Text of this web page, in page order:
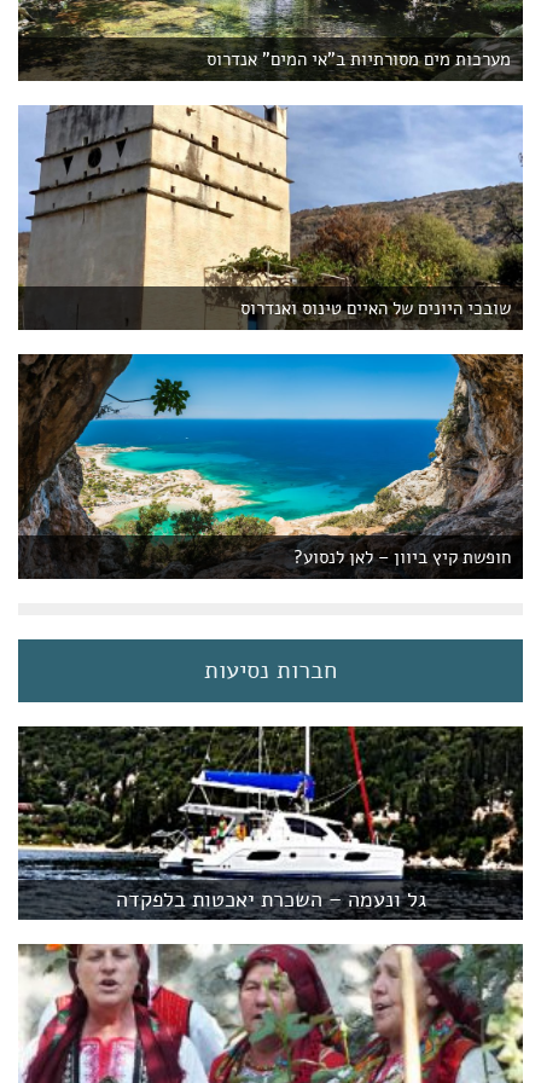
מערכות מים מסורתיות ב"אי המים" אנדרוס
שובכי היונים של האיים טינוס ואנדרוס
חופשת קיץ ביוון – לאן לנסוע?
חברות נסיעות
גל ונעמה – השכרת יאכטות בלפקדה